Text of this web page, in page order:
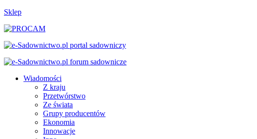
Sklep
Wiadomości
Z kraju
Przetwórstwo
Ze świata
Grupy producentów
Ekonomia
Innowacje